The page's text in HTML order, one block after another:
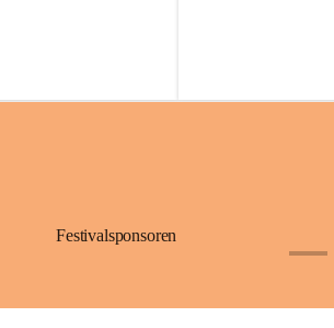
Festivalsponsoren